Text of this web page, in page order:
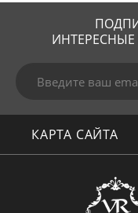
КАРТА САЙТА